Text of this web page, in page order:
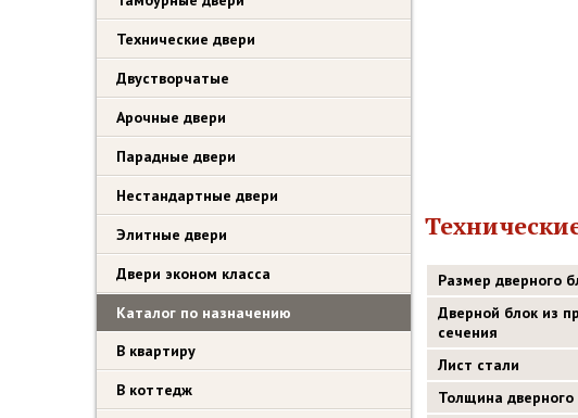
Размер дверного
Дверной блок из
сечения
Лист стали
Толщина дверного
Технические двери
Двустворчатые
Арочные двери
Парадные двери
Нестандартные двери
Элитные двери
Двери эконом класса
Каталог по назначению
В квартиру
В коттедж